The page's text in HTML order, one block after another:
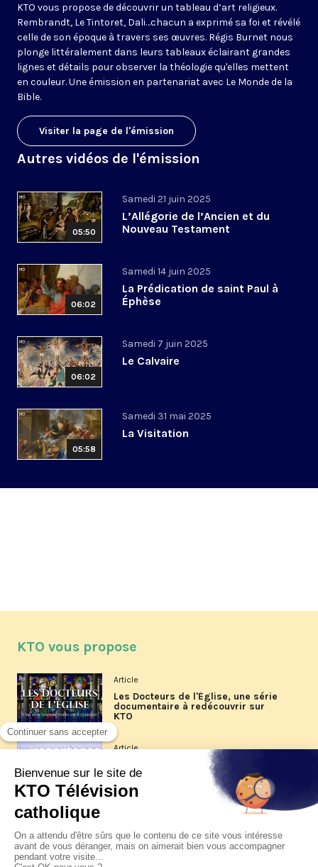
KTO vous propose de découvrir un tableau d’art religieux.
Rembrandt, Le Tintoret, Dali…chacun a exprimé sa foi et révélé
celle de son époque à travers ses œuvres. Régis Burnet nous
plonge littéralement dans leurs tableaux éclairant grandes
lignes et détails pour observer la théologie qu'elles mettent
en couleur. Une émission en partenariat avec Le Monde de la
Bible.
Visiter la page de l'émission
Autres vidéos de l'émission
05:50
Samedi 21 juin 2025
L’Allégorie de l’Ancien et du
Nouveau Testament
06:02
Samedi 14 juin 2025
La Prédication de saint Paul à
Éphèse
06:02
Samedi 7 juin 2025
Le Calvaire
05:58
Samedi 31 mai 2025
La Visitation
KTO vous propose
Article
Les Docteurs de l'Église, une série
documentaire à redécouvrir sur
KTO
Article
Les reportages d'été 2026 de KTO
La visite pastorale du pape Léon
XIV à Assise à suivre sur KTO le
jeudi 6 août